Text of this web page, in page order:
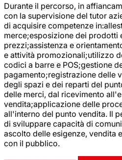
Durante il percorso, in
con la supervisione del tutor
di acquisire competenze
merce;esposizione dei prodotti
prezzi;assistenza e
e attività promozionali;utilizzo
codici a barre e POS;gestione
pagamento;registrazione delle
degli spazi e dei reparti del
delle merci, dal ricevimento
vendita;applicazione delle
all'interno del punto vendita. Il
di sviluppare capacità di
ascolto delle esigenze, vendita
con il pubblico.